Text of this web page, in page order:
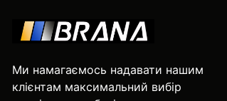
Ми намагаємось надавати нашим
клієнтам максимальний вибір